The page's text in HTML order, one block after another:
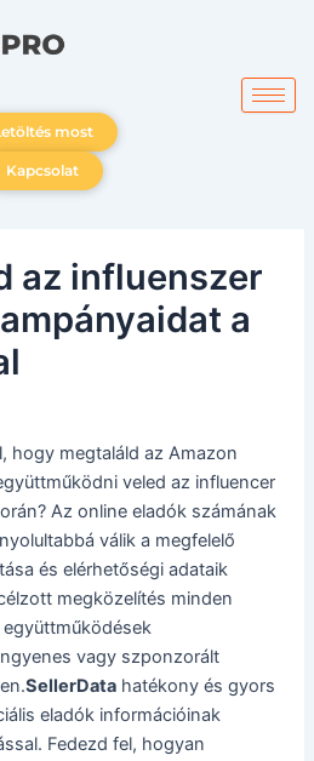
most
Kapcsolat
az influenszer
a
hogy megtaláld az Amazon
veled az influencer
Az online eladók számának
válik a megfelelő
és elérhetőségi adataik
megközelítés minden
vagy szponzorált
SellerData hatékony és gyors
eladók információinak
Fedezd fel, hogyan